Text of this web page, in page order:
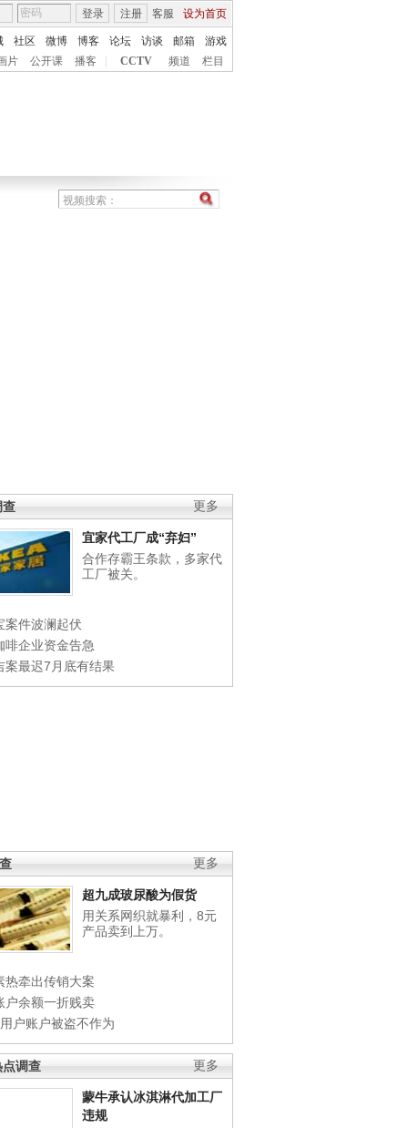
客服 设为首页
登录 注册
社区 微博 博客 论坛 访谈 邮箱
游戏
片
公开课 播客 CCTV 频道 栏目
更多
查
宜家代工厂成“弃妇”
合作存霸王条款，多家代
工厂被关。
案件波澜起伏
啡企业资金告急
案最迟7月底有结果
更多
超九成玻尿酸为假货
用关系网织就暴利，8元
产品卖到上万。
热牵出传销大案
户余额一折贱卖
户账户被盗不作为
更多
调查
蒙牛承认冰淇淋代加工厂
违规